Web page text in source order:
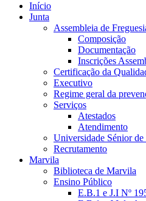
Início
Junta
Assembleia de
Composição
Documentação
Inscrições
Certificação da
Executivo
Regime geral da
Serviços
Atestados
Atendimento
Universidade Sénior
Recrutamento
Marvila
Biblioteca de Marvila
Ensino Público
E.B.1 e J.I Nº